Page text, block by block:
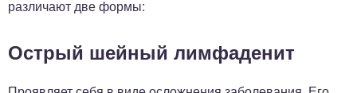
различают две формы:
Острый шейный лимфаденит